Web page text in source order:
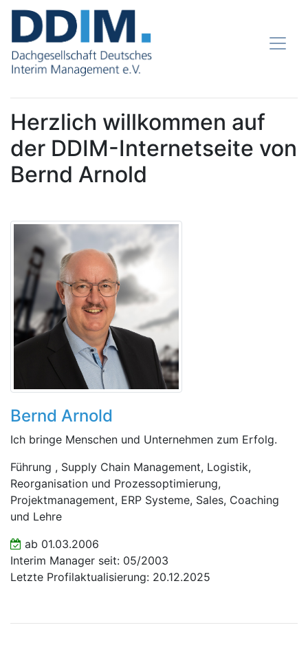
Herzlich willkommen auf
der DDIM-Internetseite von
Bernd Arnold
Bernd Arnold
Ich bringe Menschen und Unternehmen zum Erfolg.
Führung , Supply Chain Management, Logistik,
Reorganisation und Prozessoptimierung,
Projektmanagement, ERP Systeme, Sales, Coaching
und Lehre
ab 01.03.2006
Interim Manager seit: 05/2003
Letzte Profilaktualisierung: 20.12.2025